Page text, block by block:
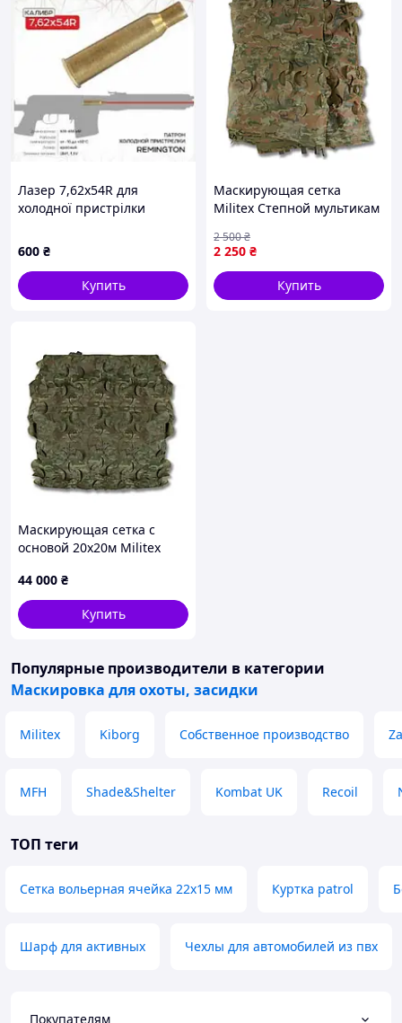
Лазер 7,62x54R для
холодної пристрілки
600 ₴
Купить
Маскирующая сетка
Militex Степной мультикам
2 250 ₴
2 500₴
Купить
Маскирующая сетка с
основой 20х20м Militex
44 000 ₴
Купить
Популярные производители в категории
Маскировка для охоты, засидки
Militex Kiborg Собственное производство
MFH Shade&Shelter Kombat UK Recoil
ТОП теги
Сетка вольерная ячейка 22х15 мм Куртка patrol
Шарф для активных Чехлы для автомобилей из пвх
Покупателям